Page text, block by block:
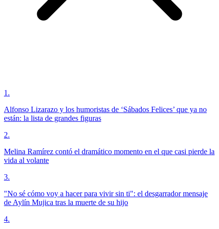
1 .
Alfonso Lizarazo y los humoristas de ‘Sábados Felices’ que ya no
están: la lista de grandes figuras
2.
Melina Ramírez contó el dramático momento en el que casi pierde la
vida al volante
3.
"No sé cómo voy a hacer para vivir sin ti": el desgarrador mensaje
de Aylín Mujica tras la muerte de su hijo
4.